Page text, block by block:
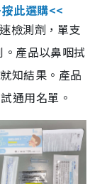
此選購<<
檢測劑，單支
產品以鼻咽拭
知結果。產品
通用名單。